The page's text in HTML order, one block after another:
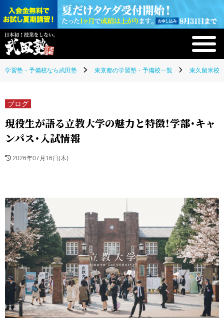
学習塾・予備校なら武田塾 東京都の学習塾・予備校一覧 東久留米校(
ブログ
現役生が語る立教大学の魅力と特徴！学部・キャ
ンパス・入試情報
2026年07月16日(木)